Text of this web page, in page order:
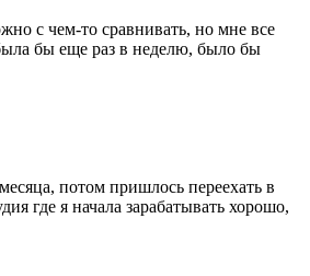
с чем-то сравнивать, но мне все
бы еще раз в неделю, было бы
потом пришлось переехать в
где я начала зарабатывать хорошо,